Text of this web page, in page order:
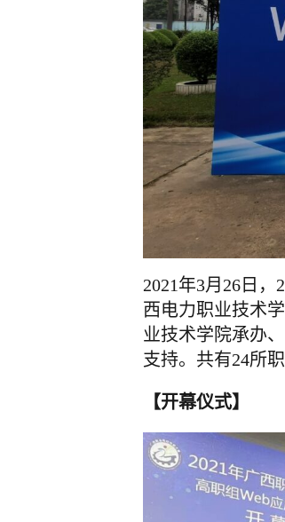
2021年3月26日
西电力职业技术
业技术学院承办
支持。共有24所
【开幕仪式】